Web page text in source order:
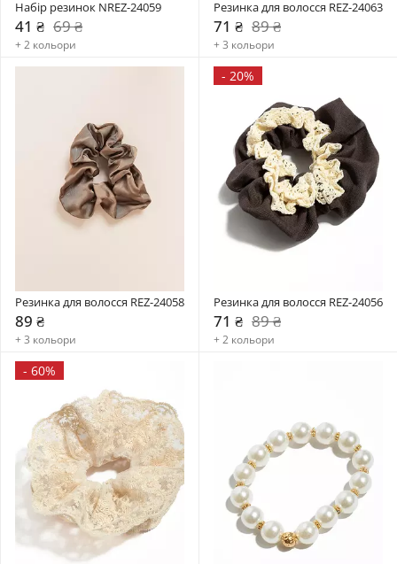
Набір резинок NREZ-24059
41 ₴ 69 ₴
+ 2 кольори
Резинка для волосся REZ-24063
71 ₴ 89 ₴
+ 3 кольори
Резинка для волосся REZ-24058
89 ₴
+ 3 кольори
- 20%
Резинка для волосся REZ-24056
71 ₴ 89 ₴
+ 2 кольори
- 60%